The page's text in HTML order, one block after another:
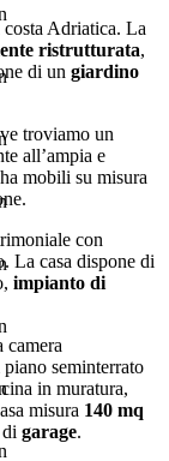
Adriatica. La
ristrutturata,
di un giardino
troviamo un
all’ampia e
mobili su misura
con
La casa dispone di
impianto di
camera
seminterrato
in muratura,
misura 140 mq
garage.